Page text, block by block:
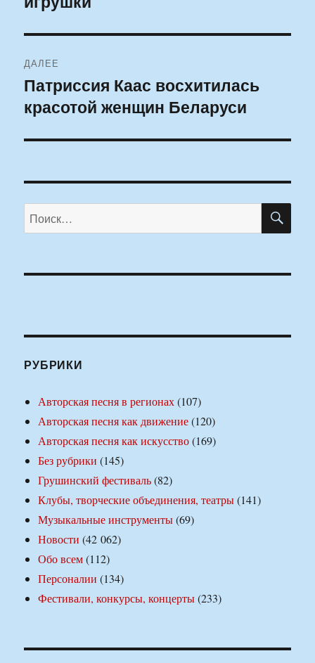
ДАЛЕЕ
Следующая
запись:
Патриссия Каас восхитилась
красотой женщин Беларуси
Искать:
РУБРИКИ
Авторская песня в регионах(107)
Авторская песня как движение(120)
Авторская песня как искусство(169)
Без рубрики (145)
Грушинский фестиваль(82)
Клубы, творческие объединения, театры(141)
Музыкальные инструменты(69)
Новости (42 062)
Обо всем(112)
Персоналии (134)
Фестивали, конкурсы, концерты(233)